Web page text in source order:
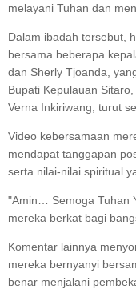
melayani Tuhan dan
Dalam ibadah tersebut,
bersama beberapa
dan Sherly Tjoanda,
Bupati Kepulauan
Verna Inkiriwang, turut
Video kebersamaan
mendapat tanggapan
serta nilai-nilai spiritual
"Amin… Semoga Tuhan
mereka berkat bagi
Komentar lainnya
mereka bernyanyi
benar menjalani